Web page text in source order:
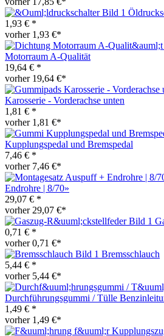
1,93 € *
vorher 1,93 €*
Motorraum A-Qualität
19,64 € *
vorher 19,64 €*
Karosserie - Vorderachse unten
1,81 € *
vorher 1,81 €*
Kupplungspedal und Bremspedal
7,46 € *
vorher 7,46 €*
Endrohre | 8/70»
29,07 € *
vorher 29,07 €*
0,71 € *
vorher 0,71 €*
Bremsschlauch
5,44 € *
vorher 5,44 €*
Durchführungsgummi / Tülle
1,49 € *
vorher 1,49 €*